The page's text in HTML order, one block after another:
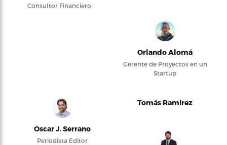
Consultor Financiero
Orlando Alomá
Gerente de Proyectos en un
Startup
Oscar J. Serrano
Periodista Editor
Tomás Ramírez